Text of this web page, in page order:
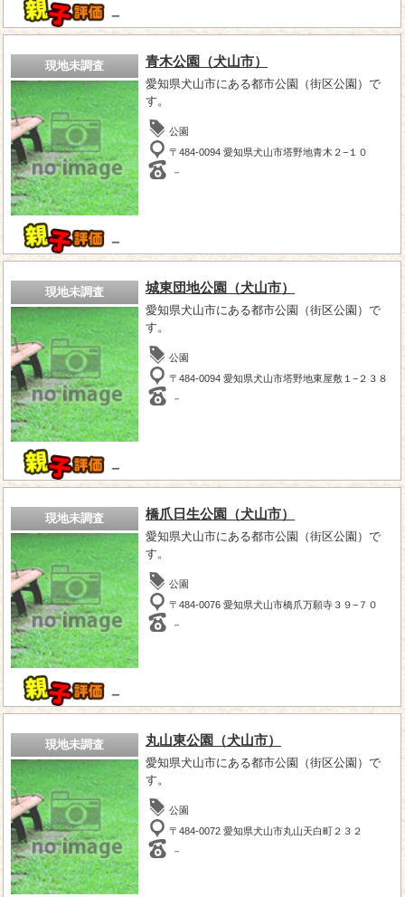
－
現地未調査
－
青木公園（犬山市）
愛知県犬山市にある都市公園（街区公園）で
す。
公園
〒484-0094 愛知県犬山市塔野地青木２−１０
－
現地未調査
－
城東団地公園（犬山市）
愛知県犬山市にある都市公園（街区公園）で
す。
公園
〒484-0094 愛知県犬山市塔野地東屋敷１−２３８
－
現地未調査
－
橋爪日生公園（犬山市）
愛知県犬山市にある都市公園（街区公園）で
す。
公園
〒484-0076 愛知県犬山市橋爪万願寺３９−７０
－
現地未調査 丸山東公園（犬山市）
愛知県犬山市にある都市公園（街区公園）で
す。
公園
〒484-0072 愛知県犬山市丸山天白町２３２
－